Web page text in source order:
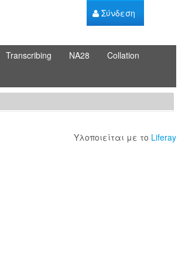
Σύνδεση
Transcribing NA28
Collation
Υλοποιείται με το Liferay